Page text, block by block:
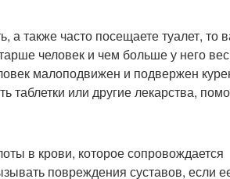
также часто посещаете туалет, то
человек и чем больше у него
малоподвижен и подвержен
таблетки или другие лекарства,
в крови, которое сопровождается
повреждения суставов, если